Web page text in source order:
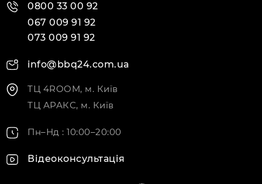
0800 33 00 92
067 009 91 92
073 009 91 92
info@bbq24.com.ua
ТЦ 4ROOM, м. Київ
ТЦ АРАКС, м. Київ
Пн–Нд : 10:00–20:00
Відеоконсультація